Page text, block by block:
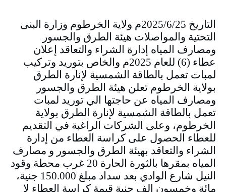
التاريخ 2025/6/25م ولاية الخرطوم وزارة البنى
التحتية والمواصلات هيئة الطرق والجسور
ومصارف المياه إدارة الشراء والتعاقد إعلان
عطاء (6) للعام 2025م والخاص بتوريد وتركيب
لمبات تعمل بالطاقة الشمسية لإنارة الطرق
بولاية الخرطوم تعلن هيئة الطرق والجسور
ومصارف المياه عن حاجتها الي توريد لمبات
تعمل بالطاقة الشمسية لإنارة الطرق بولاية
الخرطوم، وعلى الشركات الراغبة في التقديم
للعطاء الحصول على كراسة العطاء من إدارة
الشراء والتعاقد بهيئة الطرق والجسور و مصارف
المياه بمقرها بالثورة الحارة 20 غرب محطة وقود
النيل شارع الوادي بعد سداد مبلغ 150.000 جنية،
مائة وخمسون الف جنية قيمة كراسة العطاء لا